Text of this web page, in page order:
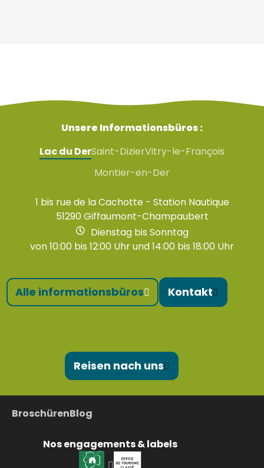
Unsere Informationsbüros :
Lac du DerSaint-DizierVitry-le-François
Montier-en-Der
1 bis rue de la Cachotte - Station Nautique
51290 Giffaumont-Champaubert
Dienstag bis Sonntag
von 10:00 bis 12:00 Uhr und 14:00 bis 18:00 Uhr
Alle informationsbüros Kontakt
Reisen nach uns
BroschürenBlog
Nos engagements & labels